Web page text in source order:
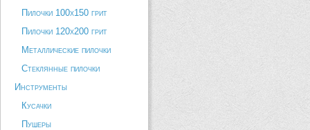
Пилочки 100х150 грит
Пилочки 120х200 грит
Металлические пилочки
Стеклянные пилочки
Инструменты
Кусачки
Пушеры